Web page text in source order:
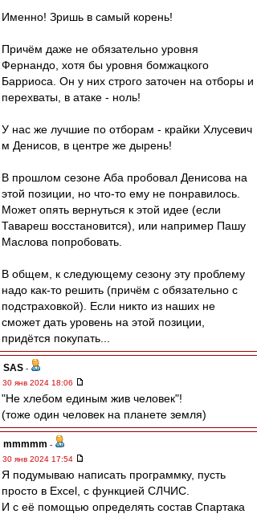
Именно! Зришь в самый корень!
Причём даже не обязательно уровня
Фернандо, хотя бы уровня бомжацкого
Барриоса. Он у них строго заточен на отборы и
перехваты, в атаке - ноль!
У нас же лучшие по отборам - крайки Хлусевич
м Денисов, в центре же дырень!
В прошлом сезоне Аба пробовал Денисова на
этой позиции, но что-то ему не понравилось.
Может опять вернуться к этой идее (если
Тавареш восстановится), или например Пашу
Маслова попробовать.
В общем, к следующему сезону эту проблему
надо как-то решить (причём с обязательно с
подстраховкой). Если никто из наших не
сможет дать уровень на этой позиции,
придётся покупать...
SAS -
30 янв 2024 18:06
"Не хлебом единым жив человек"!
(тоже один человек на планете земля)
mmmmm -
30 янв 2024 17:54
Я подумываю написать программку, пусть
просто в Excel, с функцией СЛЧИС.
И с её помощью определять состав Спартака